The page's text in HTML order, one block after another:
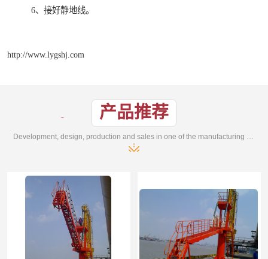
6、接好静地线。
http://www.lygshj.com
产品推荐
Development, design, production and sales in one of the manufacturing enterprises